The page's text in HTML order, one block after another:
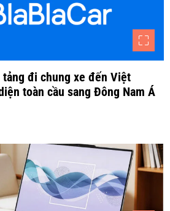
tảng đi chung xe đến Việt
toàn cầu sang Đông Nam Á